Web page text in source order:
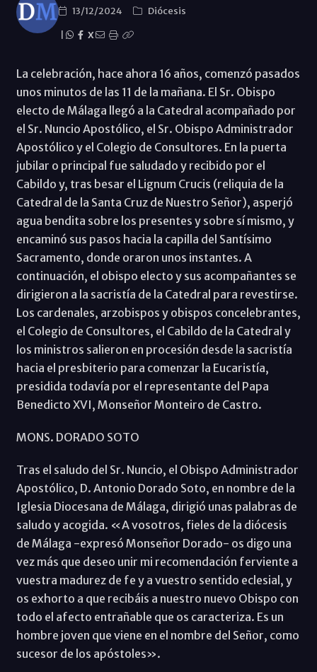
13/12/2024
Diócesis
X
La celebración, hace ahora 16 años, comenzó pasados
unos minutos de las 11 de la mañana. El Sr. Obispo
electo de Málaga llegó a la Catedral acompañado por
el Sr. Nuncio Apostólico, el Sr. Obispo Administrador
Apostólico y el Colegio de Consultores. En la puerta
jubilar o principal fue saludado y recibido por el
Cabildo y, tras besar el Lignum Crucis (reliquia de la
Catedral de la Santa Cruz de Nuestro Señor), asperjó
agua bendita sobre los presentes y sobre sí mismo, y
encaminó sus pasos hacia la capilla del Santísimo
Sacramento, donde oraron unos instantes. A
continuación, el obispo electo y sus acompañantes se
dirigieron a la sacristía de la Catedral para revestirse.
Los cardenales, arzobispos y obispos concelebrantes,
el Colegio de Consultores, el Cabildo de la Catedral y
los ministros salieron en procesión desde la sacristía
hacia el presbiterio para comenzar la Eucaristía,
presidida todavía por el representante del Papa
Benedicto XVI, Monseñor Monteiro de Castro.
MONS. DORADO SOTO
Tras el saludo del Sr. Nuncio, el Obispo Administrador
Apostólico, D. Antonio Dorado Soto, en nombre de la
Iglesia Diocesana de Málaga, dirigió unas palabras de
saludo y acogida. «A vosotros, fieles de la diócesis
de Málaga -expresó Monseñor Dorado- os digo una
vez más que deseo unir mi recomendación ferviente a
vuestra madurez de fe y a vuestro sentido eclesial, y
os exhorto a que recibáis a nuestro nuevo Obispo con
todo el afecto entrañable que os caracteriza. Es un
hombre joven que viene en el nombre del Señor, como
sucesor de los apóstoles».